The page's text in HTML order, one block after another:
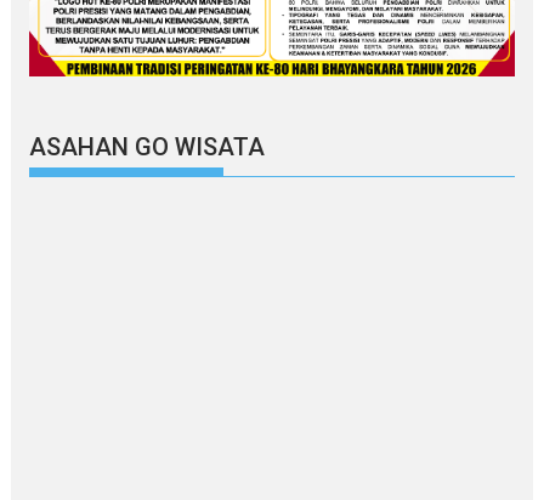
ASAHAN GO WISATA